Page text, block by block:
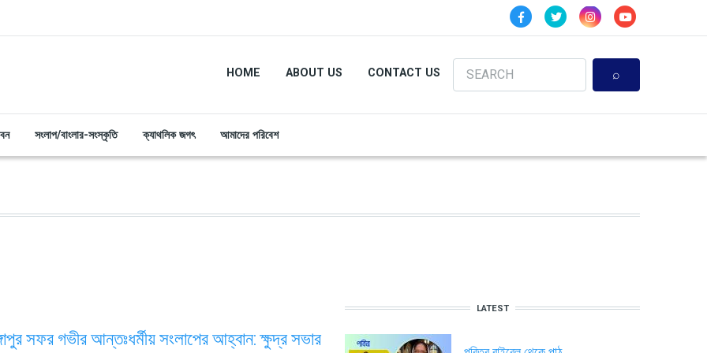
HOME ABOUT US CONTACT US Search
সংলাপ/বাংলার-সংস্কৃতি ক্যাথলিক জগৎ আমাদের পরিবেশ
সফর গভীর আন্তঃধর্মীয় সংলাপের আহ্বান: ক্ষুদ্র সভার
LATEST